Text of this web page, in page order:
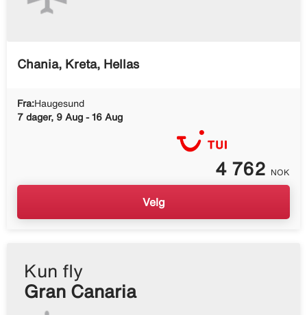
Chania, Kreta, Hellas
Fra:Haugesund
7 dager, 9 Aug - 16 Aug
4 762 NOK
Velg
Kun fly
Gran Canaria